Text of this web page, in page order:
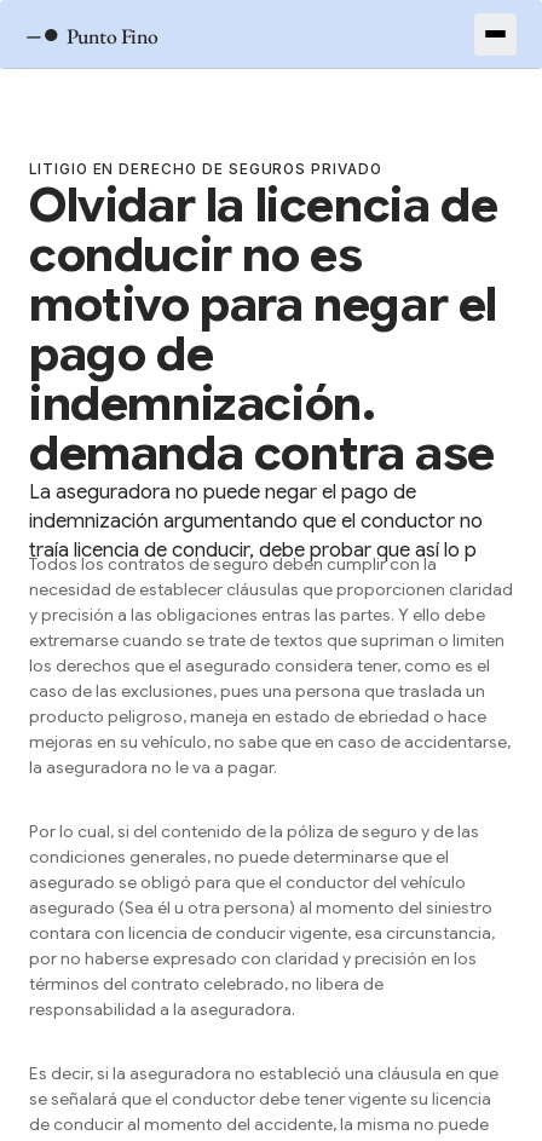
–● Punto Fino
LITIGIO EN DERECHO DE SEGUROS PRIVADO
Olvidar la licencia de
conducir no es
motivo para negar el
pago de
indemnización.
demanda contra ase
La aseguradora no puede negar el pago de
indemnización argumentando que el conductor no
traía licencia de conducir, debe probar que así lo p
Todos los contratos de seguro deben cumplir con la
necesidad de establecer cláusulas que proporcionen claridad
y precisión a las obligaciones entras las partes. Y ello debe
extremarse cuando se trate de textos que supriman o limiten
los derechos que el asegurado considera tener, como es el
caso de las exclusiones, pues una persona que traslada un
producto peligroso, maneja en estado de ebriedad o hace
mejoras en su vehículo, no sabe que en caso de accidentarse,
la aseguradora no le va a pagar.
Por lo cual, si del contenido de la póliza de seguro y de las
condiciones generales, no puede determinarse que el
asegurado se obligó para que el conductor del vehículo
asegurado (Sea él u otra persona) al momento del siniestro
contara con licencia de conducir vigente, esa circunstancia,
por no haberse expresado con claridad y precisión en los
términos del contrato celebrado, no libera de
responsabilidad a la aseguradora.
Es decir, si la aseguradora no estableció una cláusula en que
se señalará que el conductor debe tener vigente su licencia
de conducir al momento del accidente, la misma no puede